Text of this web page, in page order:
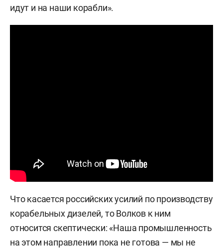
идут и на наши корабли».
Что касается российских усилий по производству
корабельных дизелей, то Волков к ним
относится скептически: «Наша промышленность
на этом направлении пока не готова — мы не